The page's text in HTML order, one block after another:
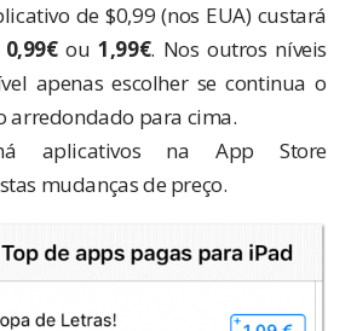
de $0,99 (nos EUA) custará
0,99€ou1,99€. Nos outros níveis
apenas escolher se continua o
arredondado para cima.
aplicativos na App Store
mudanças de preço.